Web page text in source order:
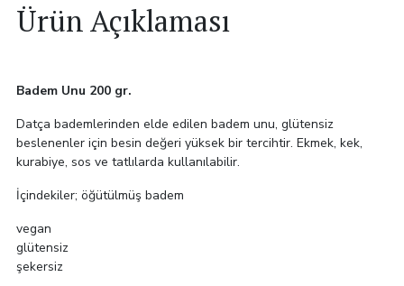
Ürün Açıklaması
Badem Unu 200 gr.
Datça bademlerinden elde edilen badem unu, glütensiz
beslenenler için besin değeri yüksek bir tercihtir. Ekmek, kek,
kurabiye, sos ve tatlılarda kullanılabilir.
İçindekiler; öğütülmüş badem
vegan
glütensiz
şekersiz